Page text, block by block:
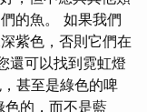
的魚。 如果我們
紫色，否則它們在
還可以找到霓虹燈
甚至是綠色的啤
色的，而不是藍